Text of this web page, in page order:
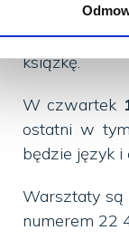
Odkryj w
książkę.
W czwartek
ostatni w
będzie język i
Warsztaty są
numerem 22